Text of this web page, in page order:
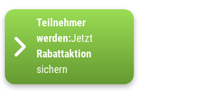
Teilnehmer
werden:Jetzt
Rabattaktion
sichern